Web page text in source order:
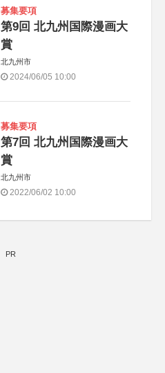
募集要項
第9回 北九州国際漫画大
賞
北九州市
2024/06/05 10:00
募集要項
第7回 北九州国際漫画大
賞
北九州市
2022/06/02 10:00
PR